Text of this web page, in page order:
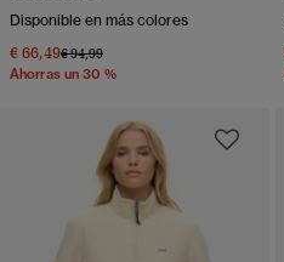
Disponible en más colores
€ 66,49Precio rebajado de
€ 94,99a
Ahorras un 30 %